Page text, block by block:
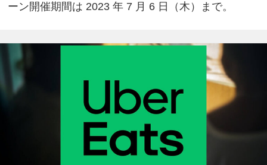
ーン開催期間は 2023 年 7 月 6 日（木）まで。